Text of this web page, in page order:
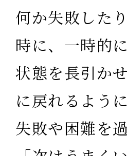
何か失敗した
時に、一時的
状態を長引か
に戻れるよう
失敗や困難を